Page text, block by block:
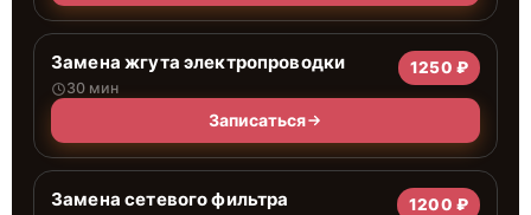
Замена жгута электропроводки
30 мин
1250 ₽
Записаться
Замена сетевого фильтра 1200 ₽